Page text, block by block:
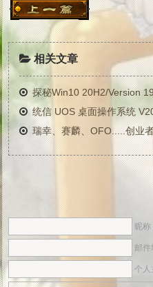
相关文章
探秘Win10 20H2/Version
统信 UOS 桌面操作系统
瑞幸、赛麟、OFO.....创业
昵称
邮
个